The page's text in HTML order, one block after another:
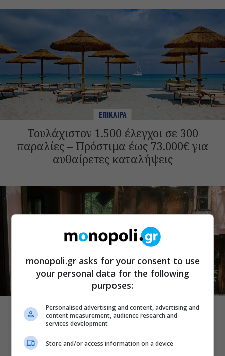
ΕΠΙΚΑΙΡΑ
Τουλάχιστον 1.500 έλεγχοι σε 300
παραλίες – Πρόστιμα έως 73.000€ για
αυθαίρετες καταλήψεις
ΕΠΙΚΑΙΡΑ
Πόρτο Γερμενό: Ξεκινούν οι αιτήσεις
αποζημίωσης για τους πυρόπληκτους –
Πάνω από 100 σπίτια καταστράφηκαν
monopoli.gr asks for your consent to use
your personal data for the following
purposes:
Personalised advertising and content, advertising and
content measurement, audience research and
services development
Store and/or access information on a device